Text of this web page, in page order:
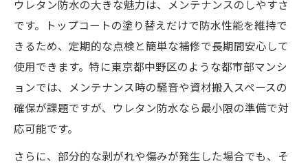
ウレタン防水の大きな魅力は、メンテナンスのしやすさ
です。トップコートの塗り替えだけで防水性能を維持で
きるため、定期的な点検と簡単な補修で長期間安心して
使用できます。特に東京都中野区のような都市部マンシ
ョンでは、メンテナンス時の騒音や資材搬入スペースの
確保が課題ですが、ウレタン防水なら最小限の準備で対
応可能です。
さらに、部分的な剥がれや傷みが発生した場合でも、そ